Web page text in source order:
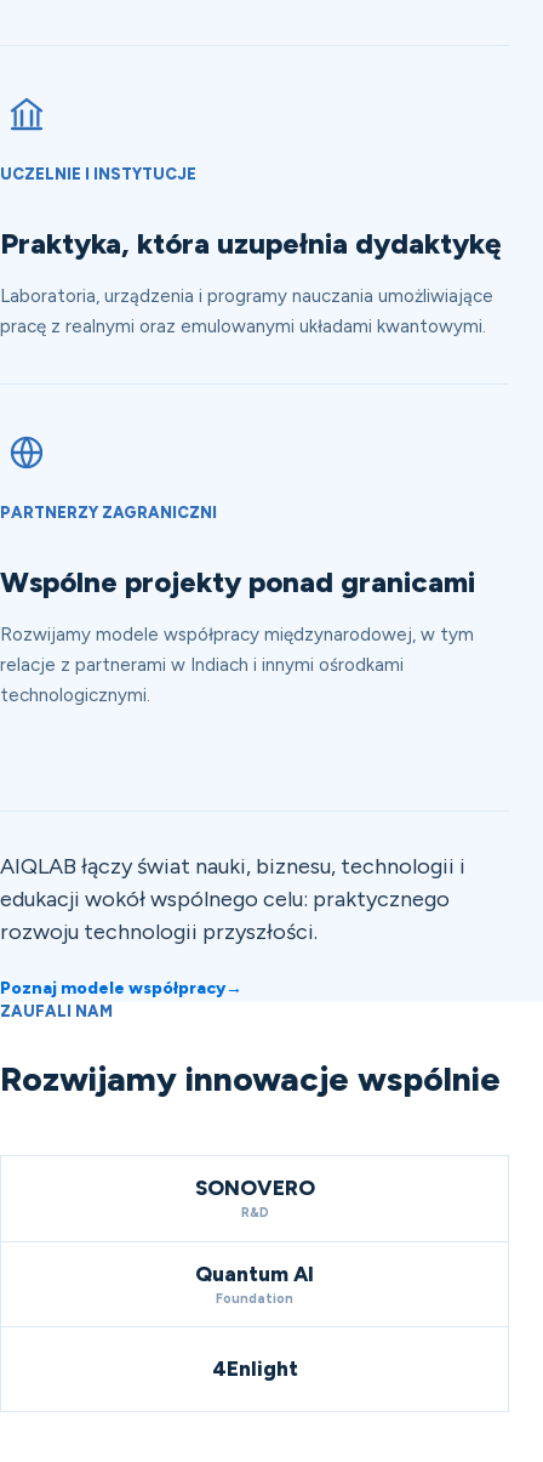
UCZELNIE I INSTYTUCJE
Praktyka, która uzupełnia dydaktykę
Laboratoria, urządzenia i programy nauczania umożliwiające
pracę z realnymi oraz emulowanymi układami kwantowymi.
PARTNERZY ZAGRANICZNI
Wspólne projekty ponad granicami
Rozwijamy modele współpracy międzynarodowej, w tym
relacje z partnerami w Indiach i innymi ośrodkami
technologicznymi.
AIQLAB łączy świat nauki, biznesu, technologii i
edukacji wokół wspólnego celu: praktycznego
rozwoju technologii przyszłości.
Poznaj modele współpracy→
ZAUFALI NAM
Rozwijamy innowacje wspólnie
SONOVERO
R&D
Quantum AI
Foundation
4Enlight